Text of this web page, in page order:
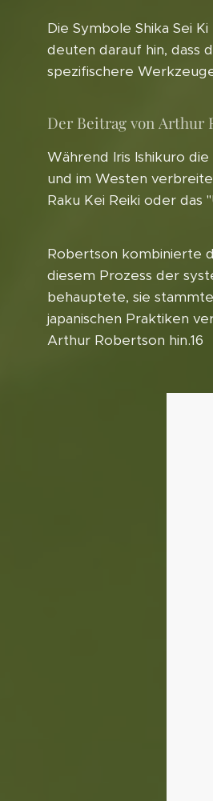
Die Symbole Shika Sei
deuten darauf hin, dass
spezifischere
Der Beitrag von Arthur
Während Iris Ishikuro
und im Westen
Raku Kei Reiki oder das
Robertson kombinierte
diesem Prozess der
behauptete, sie
japanischen Praktiken
Arthur Robertson hin.16